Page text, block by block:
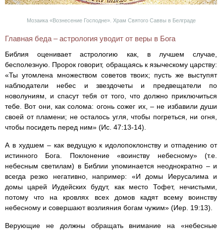
Мозаика «Вознесение Господне». Храм Святого Саввы в Белграде
Главная беда – астрология уводит от веры в Бога
Библия оценивает астрологию как, в лучшем случае,
бесполезную. Пророк говорит, обращаясь к языческому царству:
«Ты утомлена множеством советов твоих; пусть же выступят
наблюдатели небес и звездочеты и предвещатели по
новолуниям, и спасут тебя от того, что должно приключиться
тебе. Вот они, как солома: огонь сожег их, – не избавили души
своей от пламени; не осталось угля, чтобы погреться, ни огня,
чтобы посидеть перед ним» (Ис. 47:13-14).
А в худшем – как ведущую к идолопоклонству и отпадению от
истинного Бога. Поклонение «воинству небесному» (т.е.
небесным светилам) в Библии упоминается неоднократно – и
всегда резко негативно, например: «И домы Иерусалима и
домы царей Иудейских будут, как место Тофет, нечистыми,
потому что на кровлях всех домов кадят всему воинству
небесному и совершают возлияния богам чужим» (Иер. 19:13).
Верующие не должны обращать внимание на «небесные